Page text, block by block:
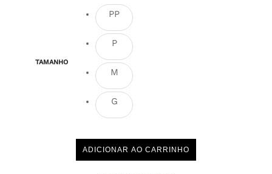
TAMANHO
PP
P
M
G
ADICIONAR AO CARRINHO